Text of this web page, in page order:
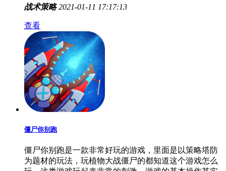
领主大作战是一款比较好玩的手游，玩家需要建造工事
来消灭入侵的僵尸，一定要保护中间核心的部位，如果
让怪物靠近中间的位置的话，你就会游戏结束了你面还
有很多丰富的关卡等你前来挑战，喜欢的玩家一定要下
载这款游戏玩玩！
战术策略 2021-01-11 17:17:13
查看